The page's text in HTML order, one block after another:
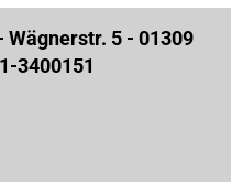
Wägnerstr. 5 - 01309
3400151